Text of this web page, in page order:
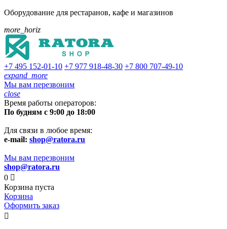
Оборудование для рестаранов, кафе и магазинов
more_horiz
+7 495 152-01-10 +7 977 918-48-30 +7 800 707-49-10
expand_more
Мы вам перезвоним
close
Время работы операторов:
По будням с 9:00 до 18:00
Для связи в любое время:
e-mail: shop@ratora.ru
Мы вам перезвоним
shop@ratora.ru
0 
Корзина пуста
Корзина
Оформить заказ
